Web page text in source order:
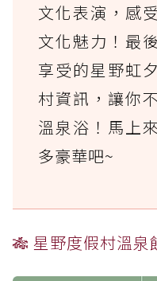
文化表演，感
文化魅力！最
享受的星野虹
村資訊，讓你
溫泉浴！馬上
多豪華吧~
🎋 星野度假村溫